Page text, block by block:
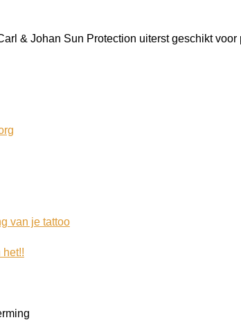
& Johan Sun Protection uiterst geschikt
van je tattoo
het!!